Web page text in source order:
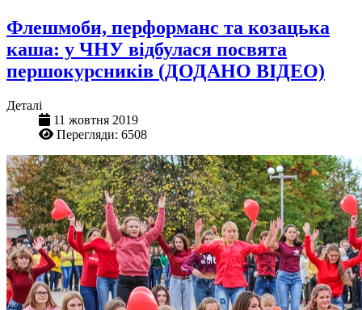
Флешмоби, перформанс та козацька
каша: у ЧНУ відбулася посвята
першокурсників (ДОДАНО ВІДЕО)
Деталі
11 жовтня 2019
Перегляди: 6508